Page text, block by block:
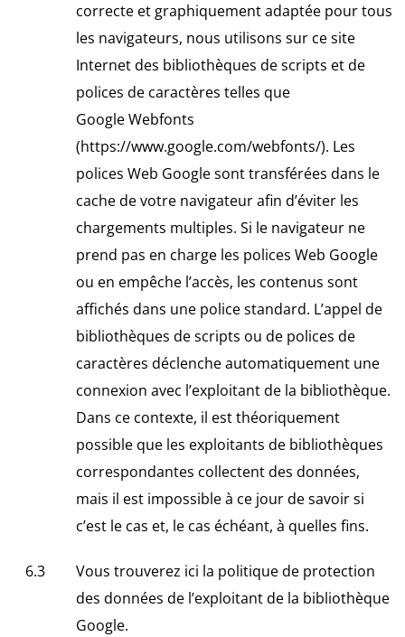
correcte et graphiquement adaptée pour tous
les navigateurs, nous utilisons sur ce site
Internet des bibliothèques de scripts et de
polices de caractères telles que
Google Webfonts
(https://www.google.com/webfonts/). Les
polices Web Google sont transférées dans le
cache de votre navigateur afin d’éviter les
chargements multiples. Si le navigateur ne
prend pas en charge les polices Web Google
ou en empêche l’accès, les contenus sont
affichés dans une police standard. L’appel de
bibliothèques de scripts ou de polices de
caractères déclenche automatiquement une
connexion avec l’exploitant de la bibliothèque.
Dans ce contexte, il est théoriquement
possible que les exploitants de bibliothèques
correspondantes collectent des données,
mais il est impossible à ce jour de savoir si
c’est le cas et, le cas échéant, à quelles fins.
Vous trouverez ici la politique de protection
des données de l’exploitant de la bibliothèque
Google.